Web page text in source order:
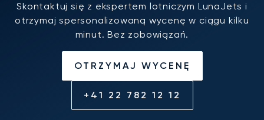
Skontaktuj się z ekspertem lotniczym LunaJets i
otrzymaj spersonalizowaną wycenę w ciągu kilku
minut. Bez zobowiązań.
OTRZYMAJ WYCENĘ
+41 22 782 12 12